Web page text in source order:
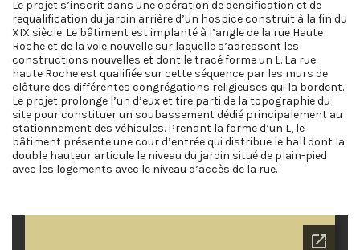
Le projet s’inscrit dans une opération de densification et de
requalification du jardin arrière d’un hospice construit à la fin du
XIX siècle. Le bâtiment est implanté à l’angle de la rue Haute
Roche et de la voie nouvelle sur laquelle s’adressent les
constructions nouvelles et dont le tracé forme un L. La rue
haute Roche est qualifiée sur cette séquence par les murs de
clôture des différentes congrégations religieuses qui la bordent.
Le projet prolonge l’un d’eux et tire parti de la topographie du
site pour constituer un soubassement dédié principalement au
stationnement des véhicules. Prenant la forme d’un L, le
bâtiment présente une cour d’entrée qui distribue le hall dont la
double hauteur articule le niveau du jardin situé de plain-pied
avec les logements avec le niveau d’accès de la rue.